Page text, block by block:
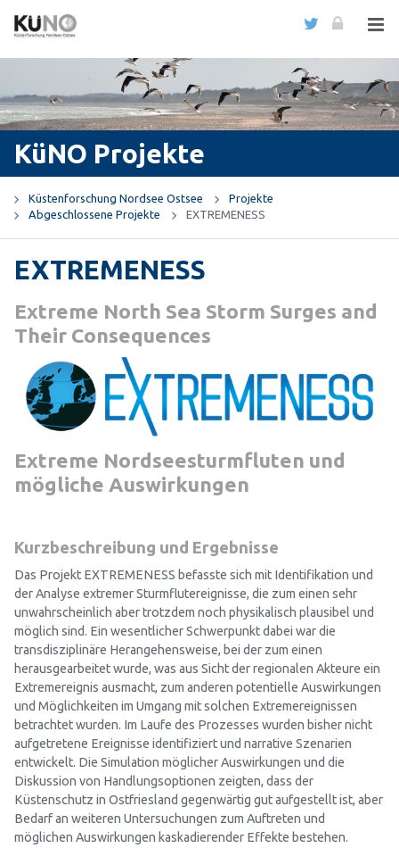
KüNO Projekte
Küstenforschung Nordsee Ostsee
Projekte
Abgeschlossene Projekte
EXTREMENESS
EXTREMENESS
Extreme North Sea Storm Surges and
Their Consequences
Extreme Nordseesturmfluten und
mögliche Auswirkungen
Kurzbeschreibung und Ergebnisse
Das Projekt EXTREMENESS befasste sich mit Identifikation und
der Analyse extremer Sturmflutereignisse, die zum einen sehr
unwahrscheinlich aber trotzdem noch physikalisch plausibel und
möglich sind. Ein wesentlicher Schwerpunkt dabei war die
transdisziplinäre Herangehensweise, bei der zum einen
herausgearbeitet wurde, was aus Sicht der regionalen Akteure ein
Extremereignis ausmacht, zum anderen potentielle Auswirkungen
und Möglichkeiten im Umgang mit solchen Extremereignissen
betrachtet wurden. Im Laufe des Prozesses wurden bisher nicht
aufgetretene Ereignisse identifiziert und narrative Szenarien
entwickelt. Die Simulation möglicher Auswirkungen und die
Diskussion von Handlungsoptionen zeigten, dass der
Küstenschutz in Ostfriesland gegenwärtig gut aufgestellt ist, aber
Bedarf an weiteren Untersuchungen zum Auftreten und
möglichen Auswirkungen kaskadierender Effekte bestehen.